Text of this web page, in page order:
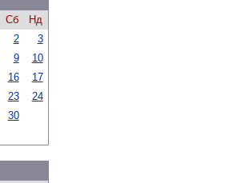
Сб
Нд
2
3
9
10
16
17
23
24
30